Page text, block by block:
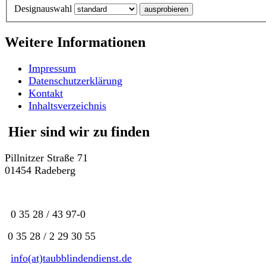
Designauswahl
Weitere Informationen
Impressum
Datenschutzerklärung
Kontakt
Inhaltsverzeichnis
Hier sind wir zu finden
Pillnitzer Straße 71
01454 Radeberg
0 35 28 / 43 97-0
0 35 28 / 2 29 30 55
info(at)taubblindendienst.de